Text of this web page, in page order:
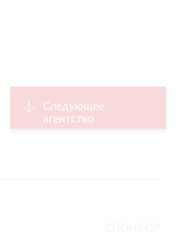
Следующее
агентство